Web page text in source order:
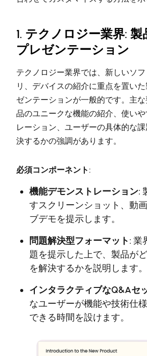
1. テクノロジー業界:
プレゼンテーション
テクノロジー業界では、新しいソ
リ、デバイスの紹介に重点を置い
ゼンテーションが一般的です。主
品のユニークな機能の紹介、使い
レーション、ユーザーの具体的な
決するかの強調があります。
必須コンポーネント:
機能デモンストレーション:
すスクリーンショット、動
ブデモを提示します。
問題解決型フォーマット: 業
題を提示した上で、製品が
を解決するかを説明します。
インタラクティブなQ&Aセ
なユーザーが機能や技術仕
できる時間を設けます。